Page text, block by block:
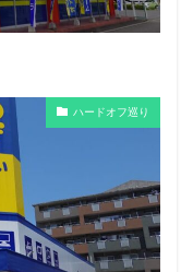
ハードオフ巡り